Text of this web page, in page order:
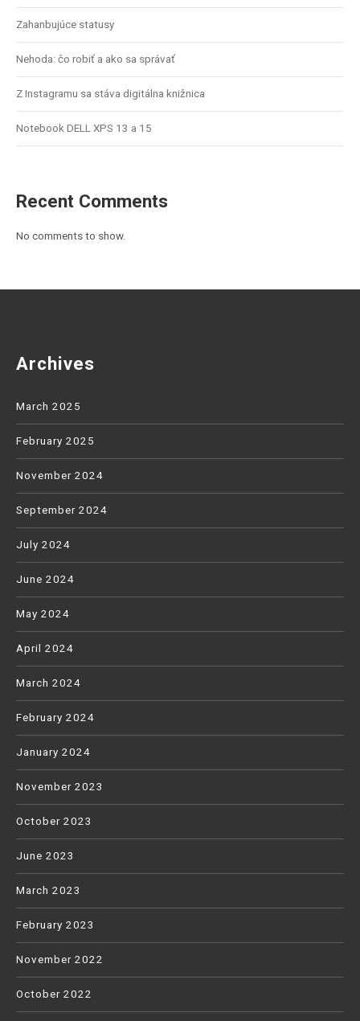
Zahanbujúce statusy
Nehoda: čo robiť a ako sa správať
Z Instagramu sa stáva digitálna knižnica
Notebook DELL XPS 13 a 15
Recent Comments
No comments to show.
Archives
March 2025
February 2025
November 2024
September 2024
July 2024
June 2024
May 2024
April 2024
March 2024
February 2024
January 2024
November 2023
October 2023
June 2023
March 2023
February 2023
November 2022
October 2022